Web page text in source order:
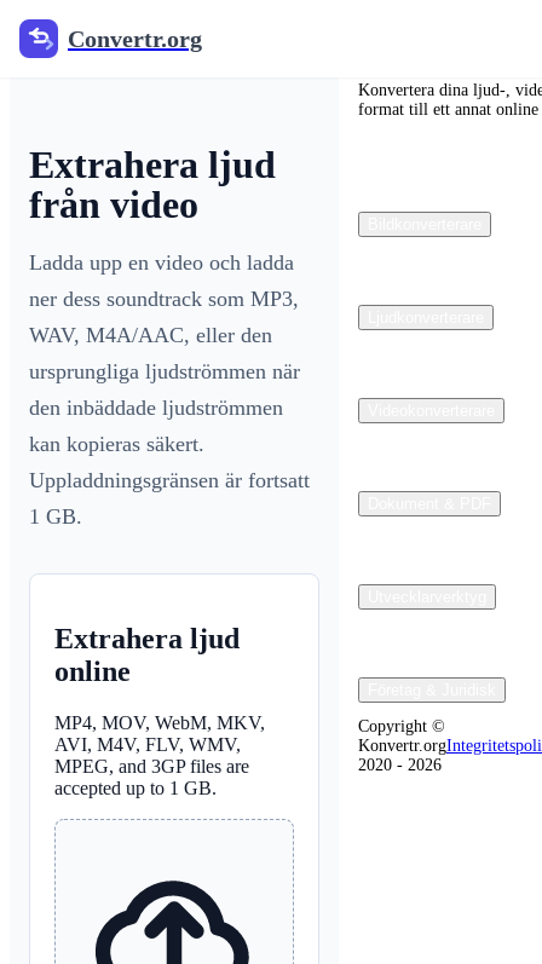
Convertr.org
Extrahera ljud
från video
Ladda upp en video och ladda
ner dess soundtrack som MP3,
WAV, M4A/AAC, eller den
ursprungliga ljudströmmen när
den inbäddade ljudströmmen
kan kopieras säkert.
Uppladdningsgränsen är fortsatt
1 GB.
Extrahera ljud
online
MP4, MOV, WebM, MKV,
AVI, M4V, FLV, WMV,
MPEG, and 3GP files are
accepted up to 1 GB.
Konvertera dina ljud-,
format till ett annat online
Copyright ©
Konvertr.org
2020 - 2026